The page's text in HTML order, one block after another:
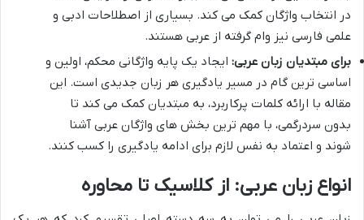
در انتخاب واژگان کمک می کند. بسیاری از اصطلاحات ادبی و
علمی فارسی نیز وام گرفته از عربی هستند.
برای مبتدیان زبان عربی: ایجاد یک پایه واژگانی محکم، اولین و
اساسی ترین گام در مسیر یادگیری هر زبان جدیدی است. این
مقاله با ارائه کلمات پرکاربرد، به مبتدیان کمک می کند تا
بدون سردرگمی، با مهم ترین بخش های واژگان عربی آشنا
شوند و اعتماد به نفس لازم برای ادامه یادگیری را کسب کنند.
انواع زبان عربی: از کلاسیک تا محاوره